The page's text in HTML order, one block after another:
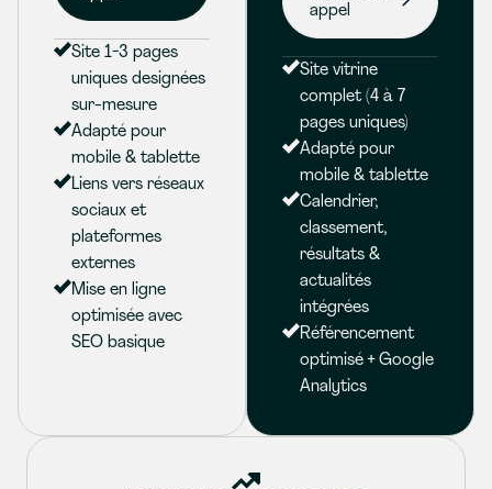
Site 1-3 pages
uniques designées
sur-mesure
Adapté pour
mobile & tablette
Liens vers réseaux
sociaux et
plateformes
externes
Mise en ligne
optimisée avec
SEO basique
appel
Site vitrine
complet (4 à 7
pages uniques)
Adapté pour
mobile & tablette
Calendrier,
classement,
résultats &
actualités
intégrées
Référencement
optimisé + Google
Analytics